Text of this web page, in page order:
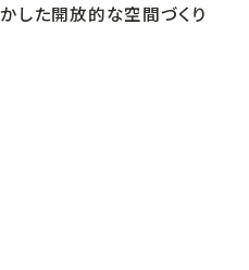
かした開放的な空間づくり